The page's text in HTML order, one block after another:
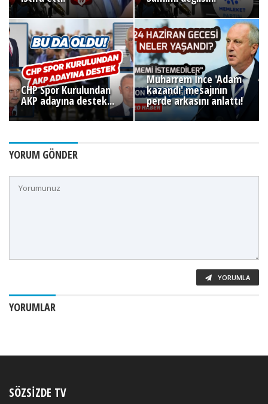
CHP Spor Kurulundan
AKP adayına destek...
Muharrem İnce 'Adam
kazandı' mesajının
perde arkasını anlattı!
YORUM GÖNDER
YORUMLA
YORUMLAR
SÖZSIZDE TV